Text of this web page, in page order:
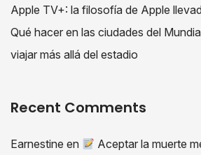
Apple TV+: la filosofía de Apple
Qué hacer en las ciudades del
viajar más allá del estadio
Recent Comments
Earnestine en Aceptar la muerte